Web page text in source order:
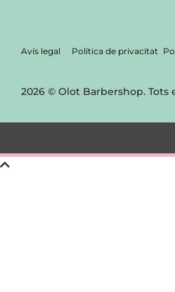
Avís legal Política de privacitat
2026 © Olot Barbershop. Tots